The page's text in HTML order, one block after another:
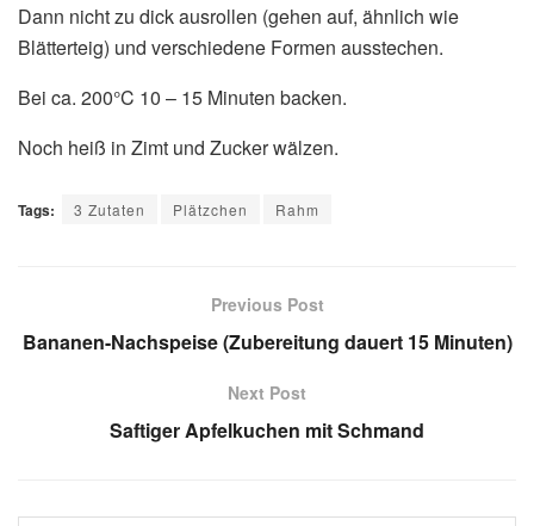
Dann nicht zu dick ausrollen (gehen auf, ähnlich wie
Blätterteig) und verschiedene Formen ausstechen.
Bei ca. 200°C 10 – 15 Minuten backen.
Noch heiß in Zimt und Zucker wälzen.
Tags: 3 Zutaten Plätzchen Rahm
Previous Post
Bananen-Nachspeise (Zubereitung dauert 15 Minuten)
Next Post
Saftiger Apfelkuchen mit Schmand